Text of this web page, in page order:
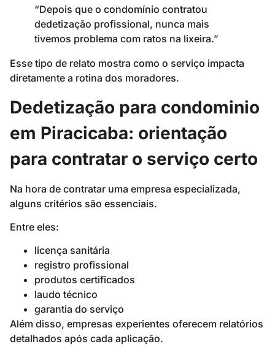
“Depois que o condomínio contratou
dedetização profissional, nunca mais
tivemos problema com ratos na lixeira.”
Esse tipo de relato mostra como o serviço impacta
diretamente a rotina dos moradores.
Dedetização para condominio
em Piracicaba: orientação
para contratar o serviço certo
Na hora de contratar uma empresa especializada,
alguns critérios são essenciais.
Entre eles:
licença sanitária
registro profissional
produtos certificados
laudo técnico
garantia do serviço
Além disso, empresas experientes oferecem relatórios
detalhados após cada aplicação.